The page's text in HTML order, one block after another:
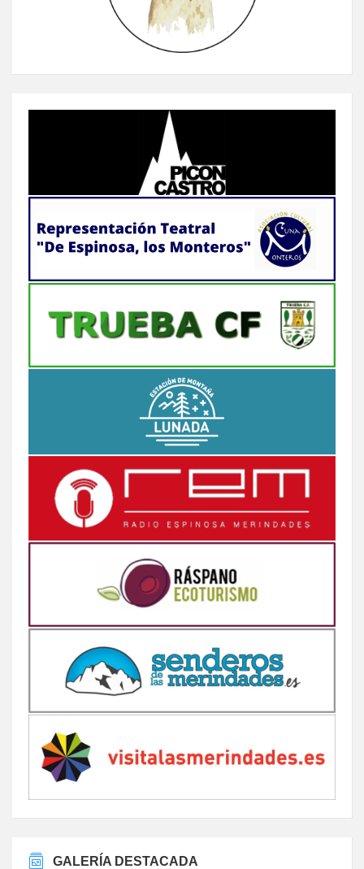
GALERÍA DESTACADA